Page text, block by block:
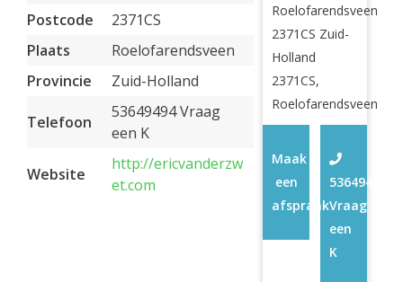
Postcode
2371CS
Plaats
Roelofarendsveen
Provincie
Zuid-Holland
Telefoon
53649494 Vraag
een K
Website
http://ericvanderzw
et.com
Roelofarendsveen
2371CS Zuid-
Holland
2371CS,
Roelofarendsveen
53649494
Vraag
een
K
Maak
een
afspraak